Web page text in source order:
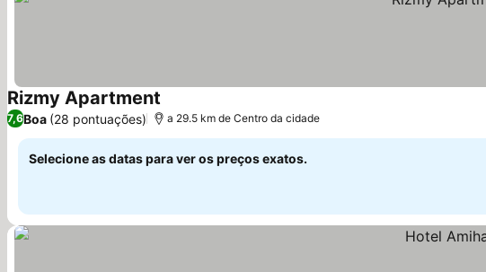
Rizmy ApartmentVer preços
7,6Boa (28 pontuações) a 29.5 km de Centro da cidade
Selecione as datas para ver os preços exatos.